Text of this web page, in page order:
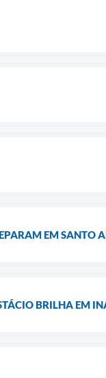
EM SANTO
BRILHA EM